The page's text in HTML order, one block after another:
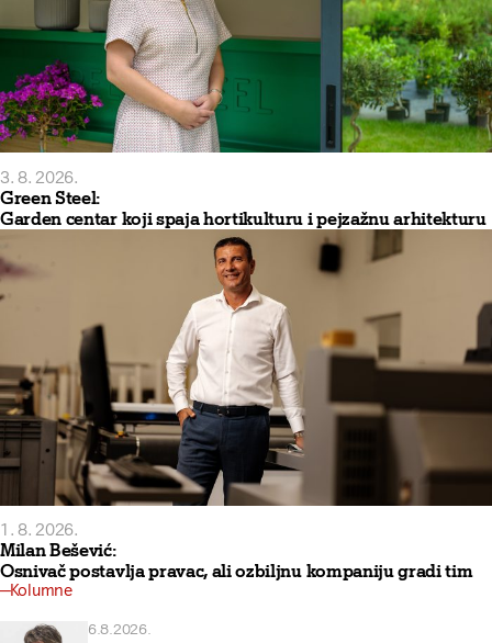
3. 8. 2026.
Green Steel:
Garden centar koji spaja hortikulturu i pejzažnu arhitekturu
1. 8. 2026.
Milan Bešević:
Osnivač postavlja pravac, ali ozbiljnu kompaniju gradi tim
Kolumne
6.8.2026.